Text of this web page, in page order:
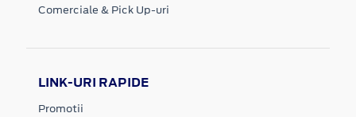
Comerciale & Pick Up-uri
LINK-URI RAPIDE
Promotii